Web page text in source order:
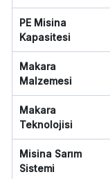
PE Misina
Kapasitesi
Makara
Malzemesi
Makara
Teknolojisi
Misina Sarım
Sistemi